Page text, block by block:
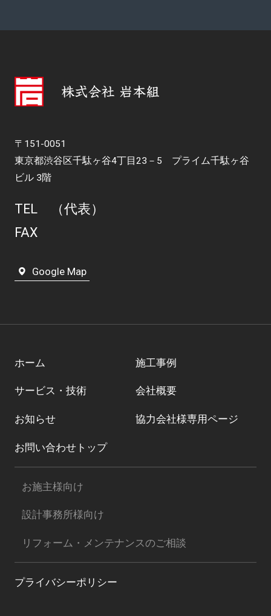
〒151-0051
東京都渋谷区千駄ヶ谷4丁目23－5 プライム千駄ヶ谷
ビル 3階
TEL
（代表）
FAX
Google Map
ホーム 施工事例
サービス・技術 会社概要
お知らせ 協力会社様専用ページ
お問い合わせトップ
お施主様向け
設計事務所様向け
リフォーム・メンテナンスのご相談
プライバシーポリシー